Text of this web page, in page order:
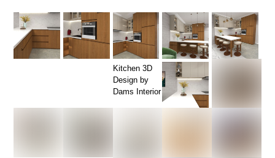
Kitchen 3D
Design by
Dams Interior